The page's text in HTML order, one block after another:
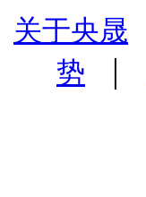
关于央晟
势
|